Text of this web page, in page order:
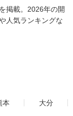
掲載。2026年の開
人気ランキングな
本
大分